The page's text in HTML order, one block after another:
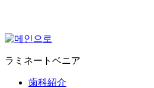
ラミネートベニア
歯科紹介